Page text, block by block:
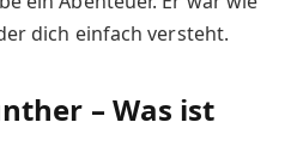
dich einfach versteht.
– Was ist